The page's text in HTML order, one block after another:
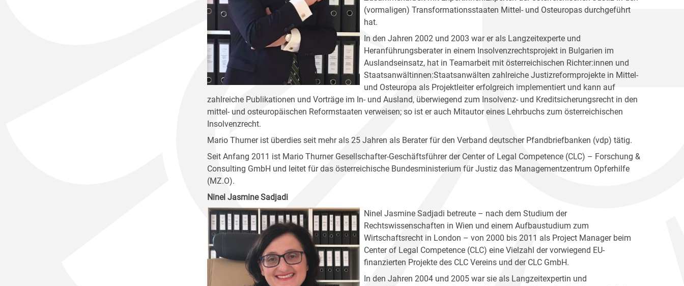
(vormaligen) Transformationsstaaten Mittel- und Osteuropas durchgeführt
hat.
In den Jahren 2002 und 2003 war er als Langzeitexperte und
Heranführungsberater in einem Insolvenzrechtsprojekt in Bulgarien im
Auslandseinsatz, hat in Teamarbeit mit österreichischen Richter:innen und
Staatsanwältinnen:Staatsanwälten zahlreiche Justizreformprojekte in Mittel-
und Osteuropa als Projektleiter erfolgreich implementiert und kann auf
zahlreiche Publikationen und Vorträge im In- und Ausland, überwiegend zum Insolvenz- und Kreditsicherungsrecht in den
mittel- und osteuropäischen Reformstaaten verweisen; so ist er auch Mitautor eines Lehrbuchs zum österreichischen
Insolvenz­recht.
Mario Thurner ist überdies seit mehr als 25 Jahren als Berater für den Verband deutscher Pfandbriefbanken (vdp) tätig.
Seit Anfang 2011 ist Mario Thurner Gesellschafter-Geschäftsführer der Center of Legal Competence (CLC) – Forschung &
Consulting GmbH und leitet für das österreichische Bundesministerium für Justiz das Managementzentrum Opferhilfe
(MZ.O).
Ninel Jasmine Sadjadi
Ninel Jasmine Sadjadi betreute – nach dem Studium der
Rechtswissenschaften in Wien und einem Aufbaustudium zum
Wirtschaftsrecht in London – von 2000 bis 2011 als Project Manager beim
Center of Legal Competence (CLC) eine Vielzahl der vorwiegend EU-
finanzierten Projekte des CLC Vereins und der CLC GmbH.
In den Jahren 2004 und 2005 war sie als Langzeitexpertin und